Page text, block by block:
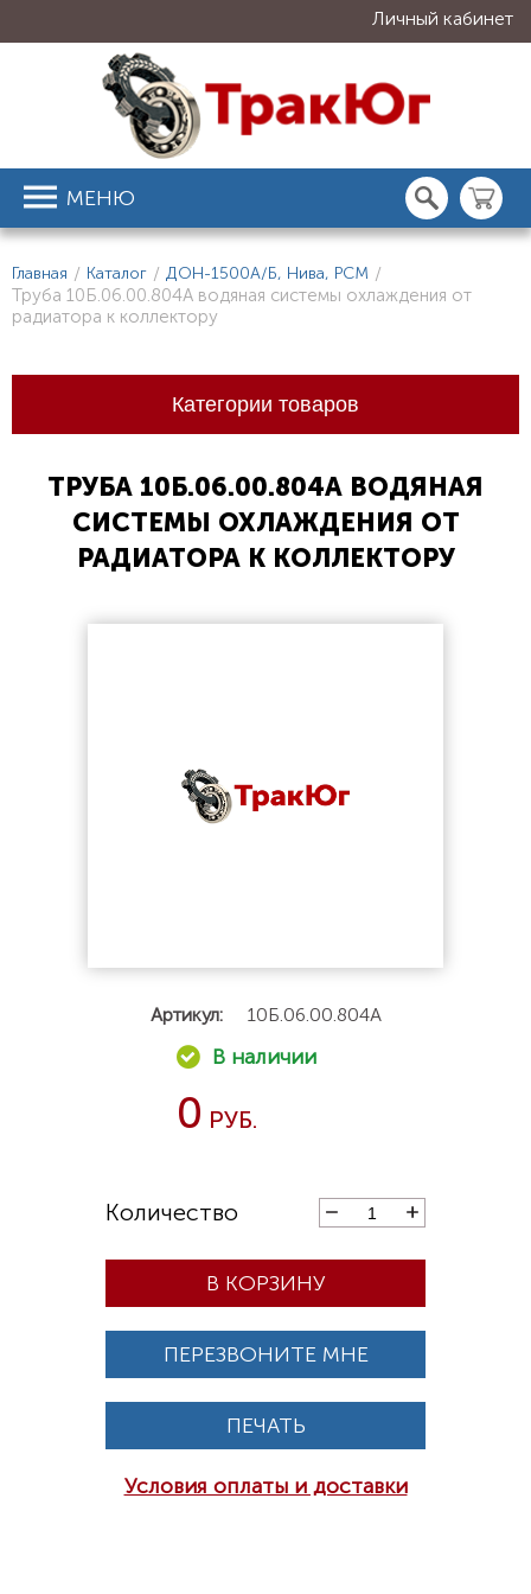
Личный кабинет
МЕНЮ
Главная / Каталог / ДОН-1500А/Б, Нива, РСМ /
Труба 10Б.06.00.804А водяная системы охлаждения от
радиатора к коллектору
Категории товаров
ТРУБА 10Б.06.00.804А ВОДЯНАЯ
СИСТЕМЫ ОХЛАЖДЕНИЯ ОТ
РАДИАТОРА К КОЛЛЕКТОРУ
Артикул: 10Б.06.00.804А
0
В КОРЗИНУ
ПЕРЕЗВОНИТЕ МНЕ
ПЕЧАТЬ
Условия оплаты и доставки